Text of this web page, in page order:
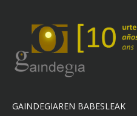
GAINDEGIAREN BABESLEAK